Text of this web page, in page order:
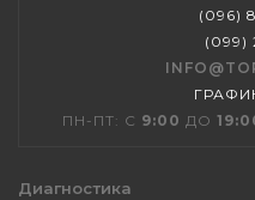
(096)
(099)
ПН-ПТ: С 9:00 ДО
Диагностика